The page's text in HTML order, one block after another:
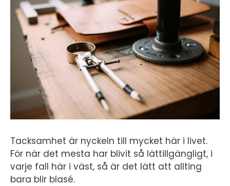
Tacksamhet är nyckeln till mycket här i livet.
För när det mesta har blivit så lättillgängligt, i
varje fall här i väst, så är det lätt att allting
bara blir blasé.